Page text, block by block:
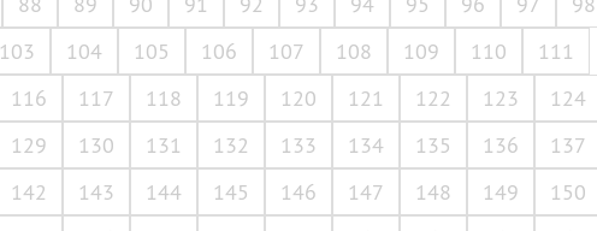
103 104 105 106 107 108 109 110
111
116 117 118 119 120 121 122 123
124
129 130 131 132 133 134 135 136
137
142 143 144 145 146 147 148 149
150